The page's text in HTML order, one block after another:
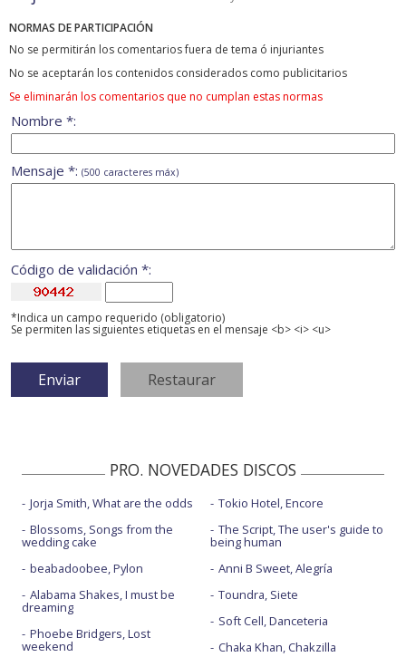
NORMAS DE PARTICIPACIÓN
No se permitirán los comentarios fuera de tema ó injuriantes
No se aceptarán los contenidos considerados como publicitarios
Se eliminarán los comentarios que no cumplan estas normas
Nombre *:
Mensaje *: (500 caracteres máx)
Código de validación *:
*Indica un campo requerido (obligatorio)
Se permiten las siguientes etiquetas en el mensaje <b> <i> <u>
PRO. NOVEDADES DISCOS
Jorja Smith, What are the odds
Blossoms, Songs from the
wedding cake
beabadoobee, Pylon
Alabama Shakes, I must be
dreaming
Phoebe Bridgers, Lost
weekend
Tokio Hotel, Encore
The Script, The user's guide to
being human
Anni B Sweet, Alegría
Toundra, Siete
Soft Cell, Danceteria
Chaka Khan, Chakzilla